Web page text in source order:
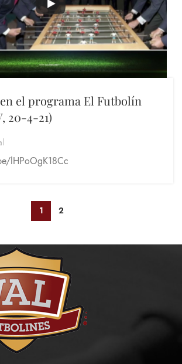
el programa El Futbolín
20-4-21)
lHPoOgK18Cc
1 2